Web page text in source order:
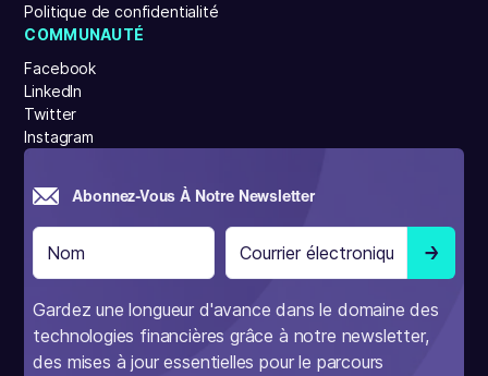
Politique de confidentialité
COMMUNAUTÉ
Facebook
LinkedIn
Twitter
Instagram
Abonnez-Vous À Notre Newsletter
Gardez une longueur d'avance dans le domaine des
technologies financières grâce à notre newsletter,
des mises à jour essentielles pour le parcours